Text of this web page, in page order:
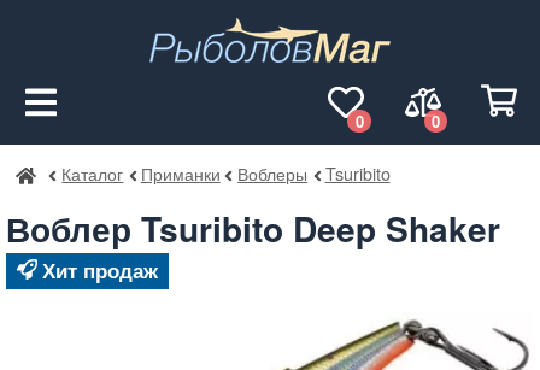
0
0
РыболовМаг
Каталог Приманки Воблеры Tsuribito
Воблер Tsuribito Deep Shaker
Хит продаж